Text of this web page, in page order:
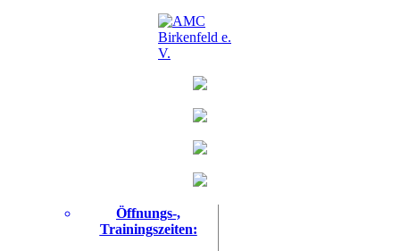
Öffnungs-,
Trainingszeiten: